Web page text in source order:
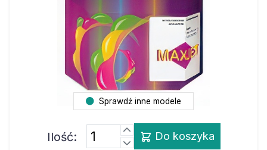
Sprawdź inne modele
Ilość: Do koszyka